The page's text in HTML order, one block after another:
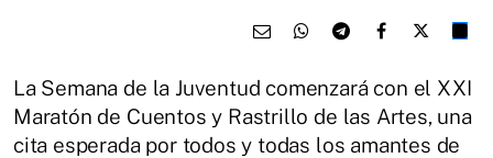
La Semana de la Juventud comenzará con el XXI
Maratón de Cuentos y Rastrillo de las Artes, una
cita esperada por todos y todas los amantes de